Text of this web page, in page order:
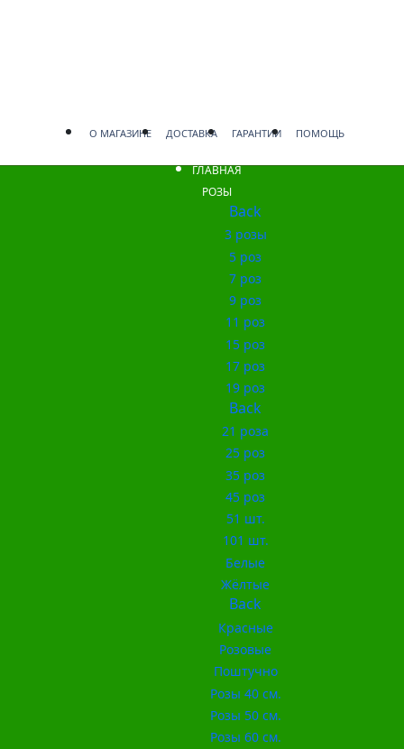
О МАГАЗИНЕ ДОСТАВКА ГАРАНТИИ ПОМОЩЬ
ГЛАВНАЯ
РОЗЫ
Back
3 розы
5 роз
7 роз
9 роз
11 роз
15 роз
17 роз
19 роз
Back
21 роза
25 роз
35 роз
45 роз
51 шт.
101 шт.
Белые
Жёлтые
Back
Красные
Розовые
Поштучно
Розы 40 см.
Розы 50 см.
Розы 60 см.